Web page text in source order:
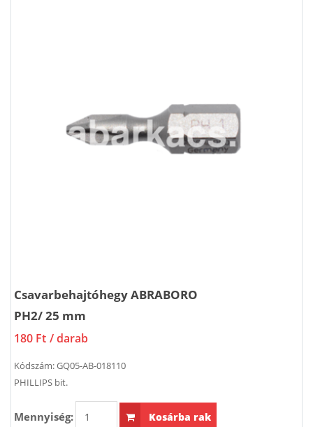
Csavarbehajtóhegy ABRABORO
PH2/ 25 mm
180 Ft / darab
Kódszám:GQ05-AB-018110
PHILLIPS bit.
Mennyiség: Kosárba rak